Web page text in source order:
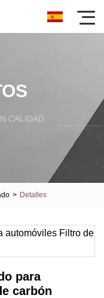
CALIDAD
> Detalles
para
carbón